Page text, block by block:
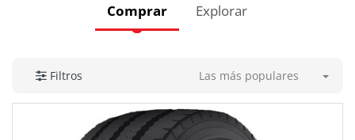
Comprar Explorar
Filtros Las más populares